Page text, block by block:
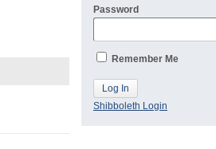
Password
Remember Me
Shibboleth Login